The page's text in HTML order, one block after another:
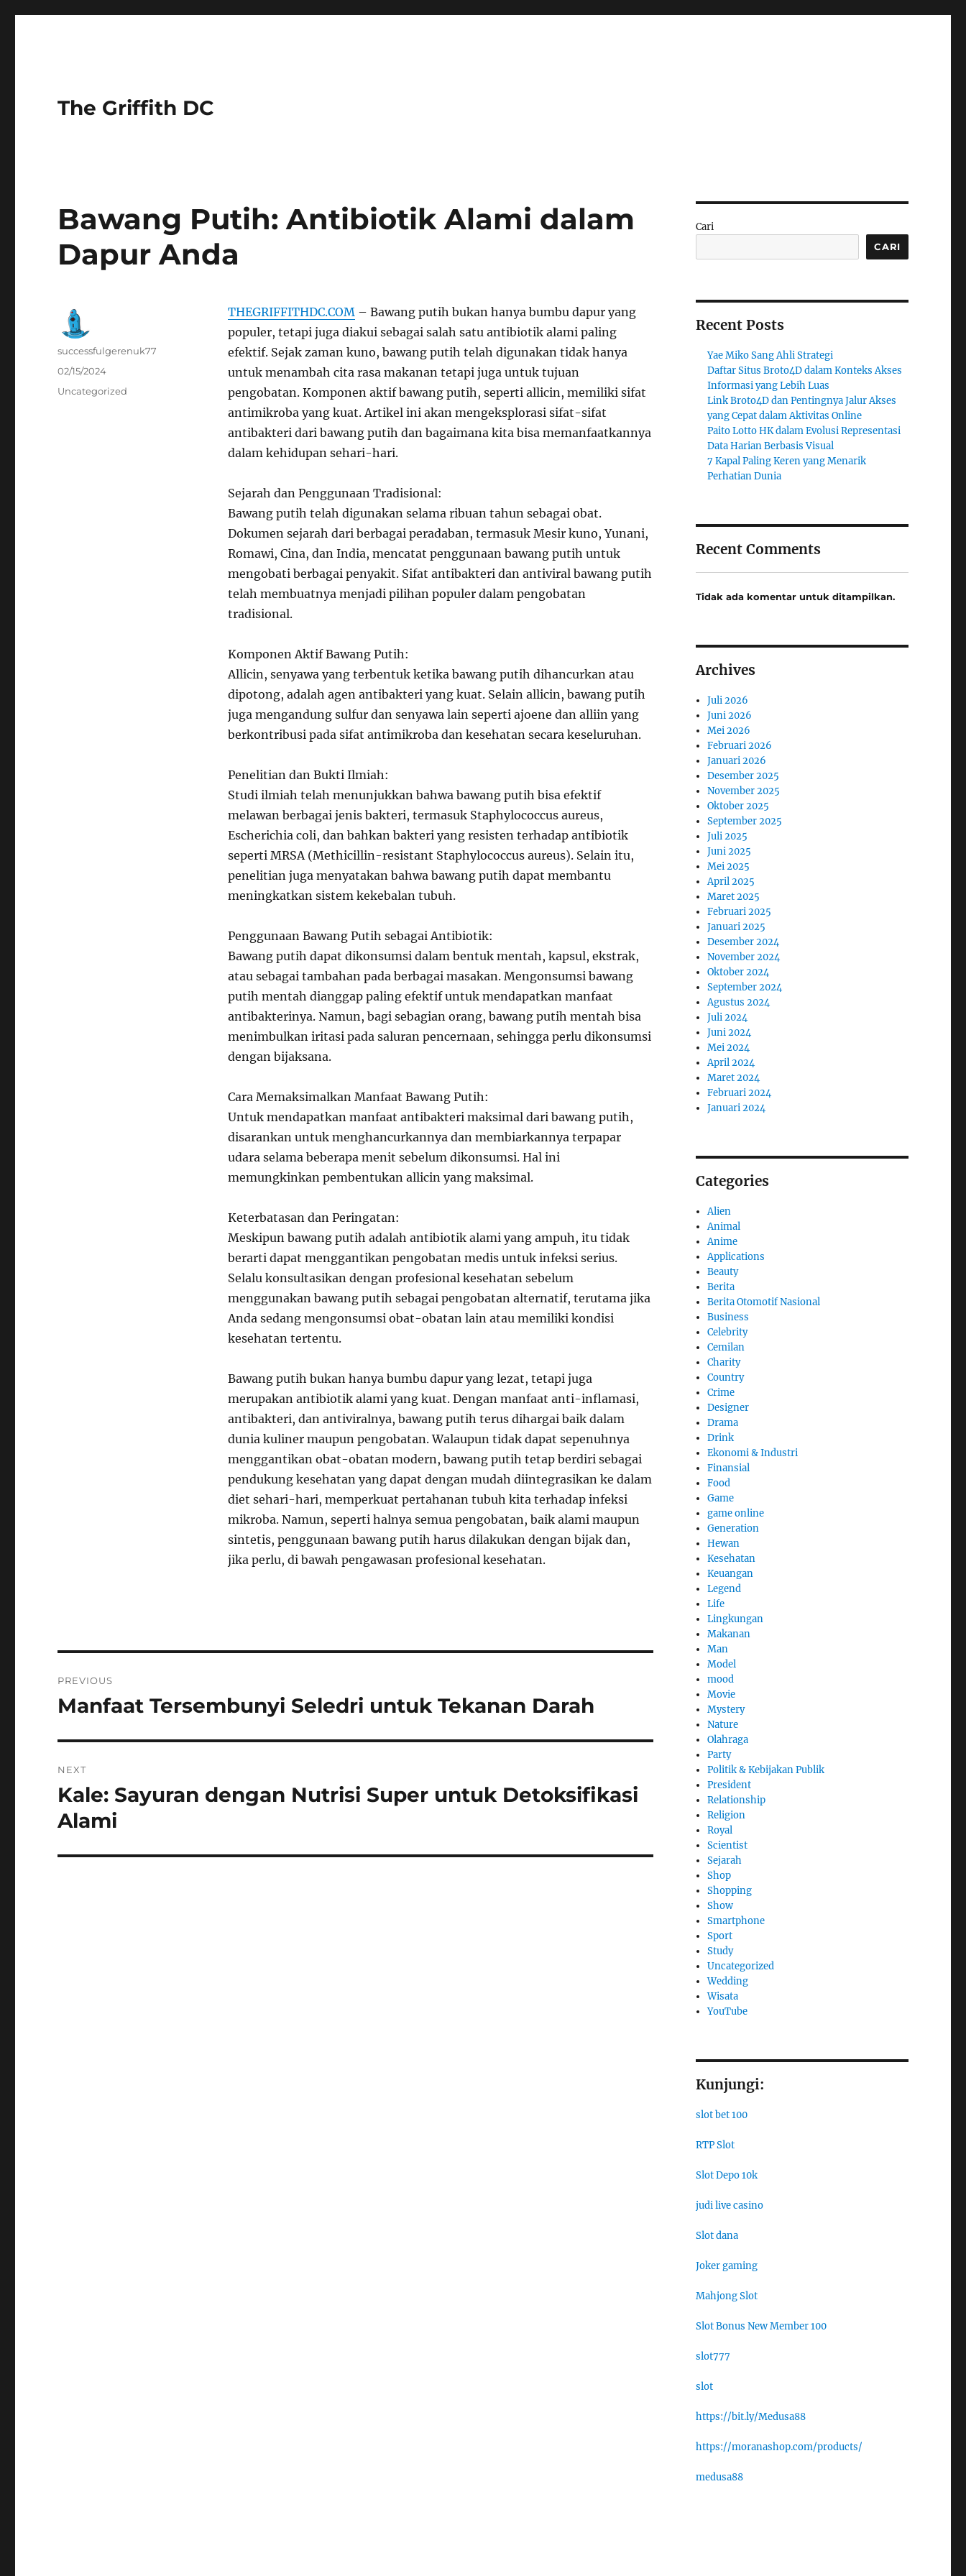
The Griffith DC
Bawang Putih: Antibiotik Alami dalam
Dapur Anda
THEGRIFFITHDC.COM– Bawang putih bukan hanya bumbu dapur yang
populer, tetapi juga diakui sebagai salah satu antibiotik alami paling
efektif. Sejak zaman kuno, bawang putih telah digunakan tidak hanya
untuk menambah cita rasa makanan tetapi juga untuk tujuan
pengobatan. Komponen aktif bawang putih, seperti allicin, memiliki sifat
antimikroba yang kuat. Artikel ini akan mengeksplorasi sifat-sifat
antibakteri dari bawang putih dan bagaimana kita bisa memanfaatkannya
dalam kehidupan sehari-hari.
Sejarah dan Penggunaan Tradisional:
Bawang putih telah digunakan selama ribuan tahun sebagai obat.
Dokumen sejarah dari berbagai peradaban, termasuk Mesir kuno, Yunani,
Romawi, Cina, dan India, mencatat penggunaan bawang putih untuk
mengobati berbagai penyakit. Sifat antibakteri dan antiviral bawang putih
telah membuatnya menjadi pilihan populer dalam pengobatan
tradisional.
Komponen Aktif Bawang Putih:
Allicin, senyawa yang terbentuk ketika bawang putih dihancurkan atau
dipotong, adalah agen antibakteri yang kuat. Selain allicin, bawang putih
juga mengandung sulfur dan senyawa lain seperti ajoene dan alliin yang
berkontribusi pada sifat antimikroba dan kesehatan secara keseluruhan.
Penelitian dan Bukti Ilmiah:
Studi ilmiah telah menunjukkan bahwa bawang putih bisa efektif
melawan berbagai jenis bakteri, termasuk Staphylococcus aureus,
Escherichia coli, dan bahkan bakteri yang resisten terhadap antibiotik
seperti MRSA (Methicillin-resistant Staphylococcus aureus). Selain itu,
penelitian juga menyatakan bahwa bawang putih dapat membantu
meningkatkan sistem kekebalan tubuh.
Penggunaan Bawang Putih sebagai Antibiotik:
Bawang putih dapat dikonsumsi dalam bentuk mentah, kapsul, ekstrak,
atau sebagai tambahan pada berbagai masakan. Mengonsumsi bawang
putih mentah dianggap paling efektif untuk mendapatkan manfaat
antibakterinya. Namun, bagi sebagian orang, bawang putih mentah bisa
menimbulkan iritasi pada saluran pencernaan, sehingga perlu dikonsumsi
dengan bijaksana.
Cara Memaksimalkan Manfaat Bawang Putih:
Untuk mendapatkan manfaat antibakteri maksimal dari bawang putih,
disarankan untuk menghancurkannya dan membiarkannya terpapar
udara selama beberapa menit sebelum dikonsumsi. Hal ini
memungkinkan pembentukan allicin yang maksimal.
Keterbatasan dan Peringatan:
Meskipun bawang putih adalah antibiotik alami yang ampuh, itu tidak
berarti dapat menggantikan pengobatan medis untuk infeksi serius.
Selalu konsultasikan dengan profesional kesehatan sebelum
menggunakan bawang putih sebagai pengobatan alternatif, terutama jika
Anda sedang mengonsumsi obat-obatan lain atau memiliki kondisi
kesehatan tertentu.
Bawang putih bukan hanya bumbu dapur yang lezat, tetapi juga
merupakan antibiotik alami yang kuat. Dengan manfaat anti-inflamasi,
antibakteri, dan antiviralnya, bawang putih terus dihargai baik dalam
dunia kuliner maupun pengobatan. Walaupun tidak dapat sepenuhnya
menggantikan obat-obatan modern, bawang putih tetap berdiri sebagai
pendukung kesehatan yang dapat dengan mudah diintegrasikan ke dalam
diet sehari-hari, memperkuat pertahanan tubuh kita terhadap infeksi
mikroba. Namun, seperti halnya semua pengobatan, baik alami maupun
sintetis, penggunaan bawang putih harus dilakukan dengan bijak dan,
jika perlu, di bawah pengawasan profesional kesehatan.
Author
successfulgerenuk77
Posted
02/15/2024
Categories
Uncategorized
pos
PREVIOUS
Previous
Manfaat Tersembunyi Seledri untuk Tekanan Darah
NEXT
Next
post:
Kale: Sayuran dengan Nutrisi Super untuk Detoksifikasi
Alami
Cari
CARI
Recent Posts
Yae Miko Sang Ahli Strategi
Daftar Situs Broto4D dalam Konteks Akses
Informasi yang Lebih Luas
Link Broto4D dan Pentingnya Jalur Akses
yang Cepat dalam Aktivitas Online
Paito Lotto HK dalam Evolusi Representasi
Data Harian Berbasis Visual
7 Kapal Paling Keren yang Menarik
Perhatian Dunia
Recent Comments
Tidak ada komentar untuk ditampilkan.
Archives
Juli 2026
Juni 2026
Mei 2026
Februari 2026
Januari 2026
Desember 2025
November 2025
Oktober 2025
September 2025
Juli 2025
Juni 2025
Mei 2025
April 2025
Maret 2025
Februari 2025
Januari 2025
Desember 2024
November 2024
Oktober 2024
September 2024
Agustus 2024
Juli 2024
Juni 2024
Mei 2024
April 2024
Maret 2024
Februari 2024
Januari 2024
Categories
Alien
Animal
Anime
Applications
Beauty
Berita
Berita Otomotif Nasional
Business
Celebrity
Cemilan
Charity
Country
Crime
Designer
Drama
Drink
Ekonomi & Industri
Finansial
Food
Game
game online
Generation
Hewan
Kesehatan
Keuangan
Legend
Life
Lingkungan
Makanan
Man
Model
mood
Movie
Mystery
Nature
Olahraga
Party
Politik & Kebijakan Publik
President
Relationship
Religion
Royal
Scientist
Sejarah
Shop
Shopping
Show
Smartphone
Sport
Study
Uncategorized
Wedding
Wisata
YouTube
Kunjungi:
slot bet 100
RTP Slot
Slot Depo 10k
judi live casino
Slot dana
Joker gaming
Mahjong Slot
Slot Bonus New Member 100
slot777
slot
https://bit.ly/Medusa88
https://moranashop.com/products/
medusa88